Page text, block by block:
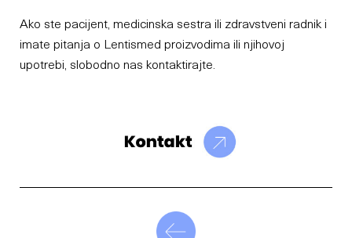
Ako ste pacijent, medicinska sestra ili zdravstveni radnik i
imate pitanja o Lentismed proizvodima ili njihovoj
upotrebi, slobodno nas kontaktirajte.